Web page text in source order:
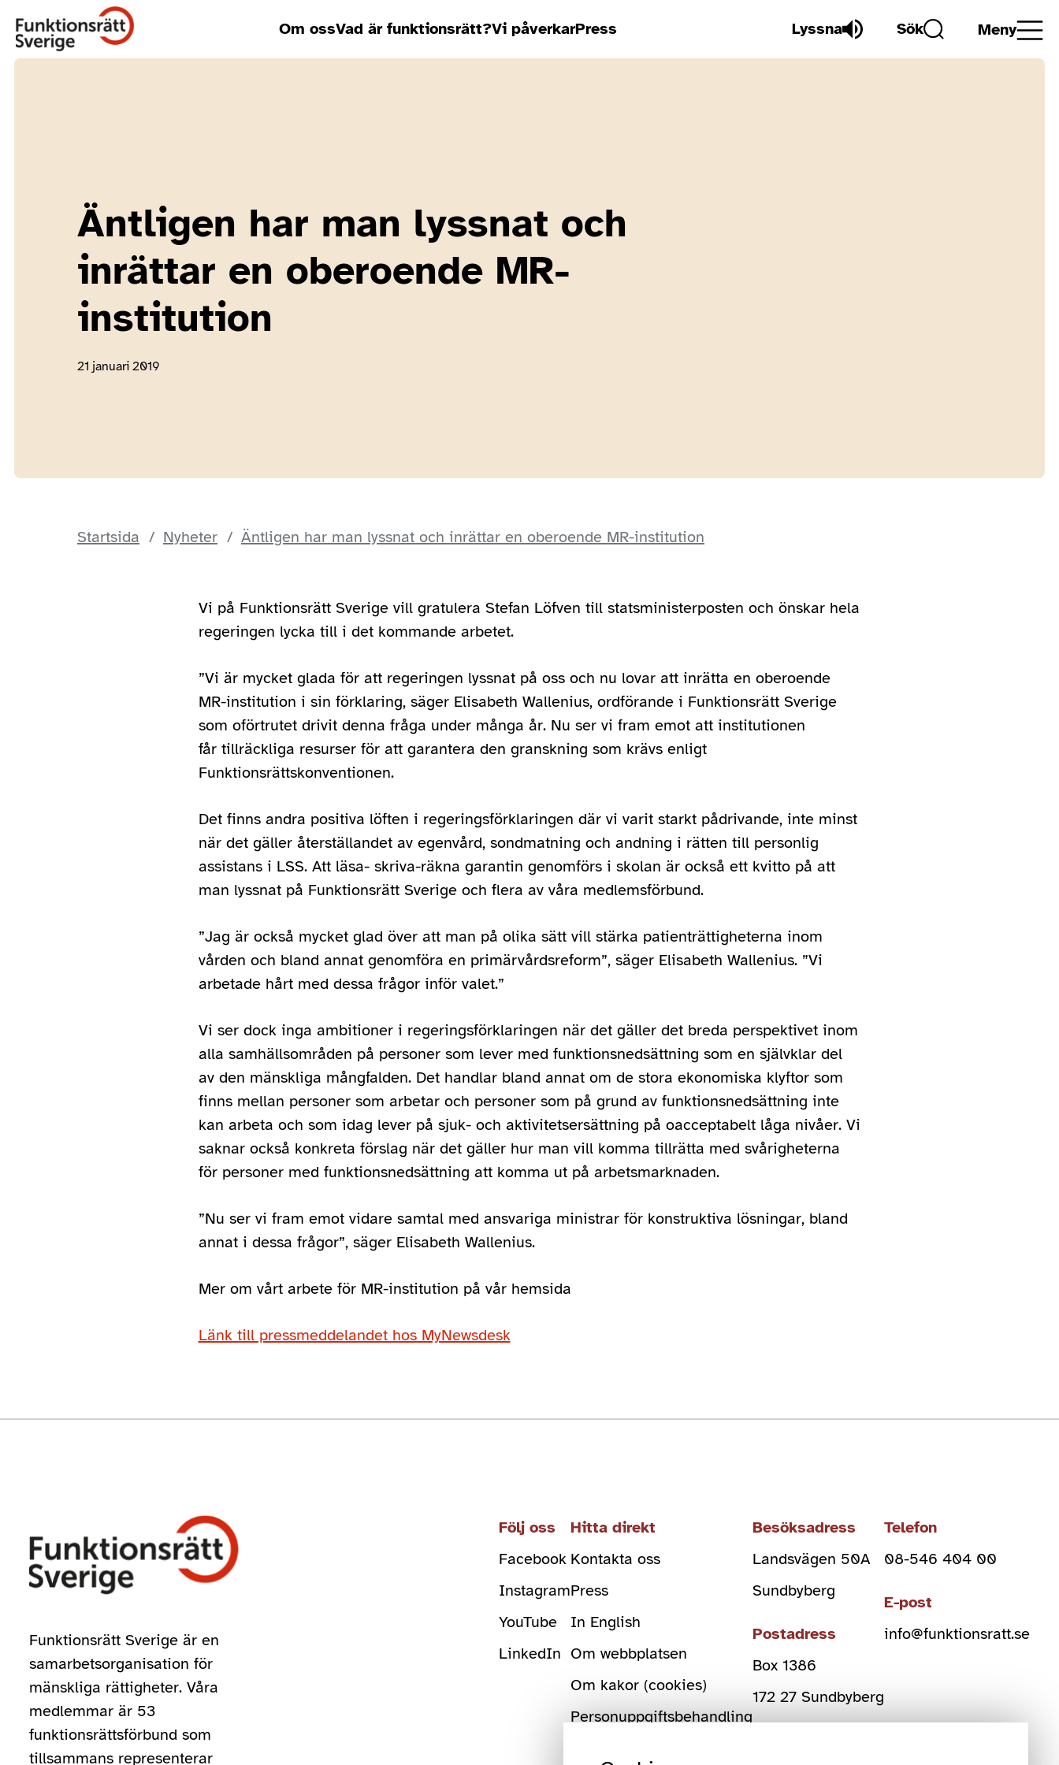
Om ossVad är funktionsrätt?Vi påverkarPress Lyssna Sök Meny
Äntligen har man lyssnat och
inrättar en oberoende MR-
institution
21 januari 2019
Startsida Nyheter Äntligen har man lyssnat och inrättar en oberoende MR-institution
Vi på Funktionsrätt Sverige vill gratulera Stefan Löfven till statsministerposten och önskar hela
regeringen lycka till i det kommande arbetet.
”Vi är mycket glada för att regeringen lyssnat på oss och nu lovar att inrätta en oberoende
MR-institution i sin förklaring, säger Elisabeth Wallenius, ordförande i Funktionsrätt Sverige
som oförtrutet drivit denna fråga under många år. Nu ser vi fram emot att institutionen
får tillräckliga resurser för att garantera den granskning som krävs enligt
Funktionsrättskonventionen.
Det finns andra positiva löften i regeringsförklaringen där vi varit starkt pådrivande, inte minst
när det gäller återställandet av egenvård, sondmatning och andning i rätten till personlig
assistans i LSS. Att läsa- skriva-räkna garantin genomförs i skolan är också ett kvitto på att
man lyssnat på Funktionsrätt Sverige och flera av våra medlemsförbund.
”Jag är också mycket glad över att man på olika sätt vill stärka patienträttigheterna inom
vården och bland annat genomföra en primärvårdsreform”, säger Elisabeth Wallenius. ”Vi
arbetade hårt med dessa frågor inför valet.”
Vi ser dock inga ambitioner i regeringsförklaringen när det gäller det breda perspektivet inom
alla samhällsområden på personer som lever med funktionsnedsättning som en självklar del
av den mänskliga mångfalden. Det handlar bland annat om de stora ekonomiska klyftor som
finns mellan personer som arbetar och personer som på grund av funktionsnedsättning inte
kan arbeta och som idag lever på sjuk- och aktivitetsersättning på oacceptabelt låga nivåer. Vi
saknar också konkreta förslag när det gäller hur man vill komma tillrätta med svårigheterna
för personer med funktionsnedsättning att komma ut på arbetsmarknaden.
”Nu ser vi fram emot vidare samtal med ansvariga ministrar för konstruktiva lösningar, bland
annat i dessa frågor”, säger Elisabeth Wallenius.
Mer om vårt arbete för MR-institution på vår hemsida
Länk till pressmeddelandet hos MyNewsdesk
Funktionsrätt Sverige är en
samarbetsorganisation för
mänskliga rättigheter. Våra
medlemmar är 53
funktionsrättsförbund som
tillsammans representerar
Följ oss
Facebook
Instagram
YouTube
LinkedIn
Hitta direkt
Kontakta oss
Press
In English
Om webbplatsen
Om kakor (cookies)
Personuppgiftsbehandling
Besöksadress
Landsvägen 50A
Sundbyberg
Postadress
Box 1386
172 27 Sundbyberg
Telefon
08-546 404 00
E-post
info@funktionsratt.se